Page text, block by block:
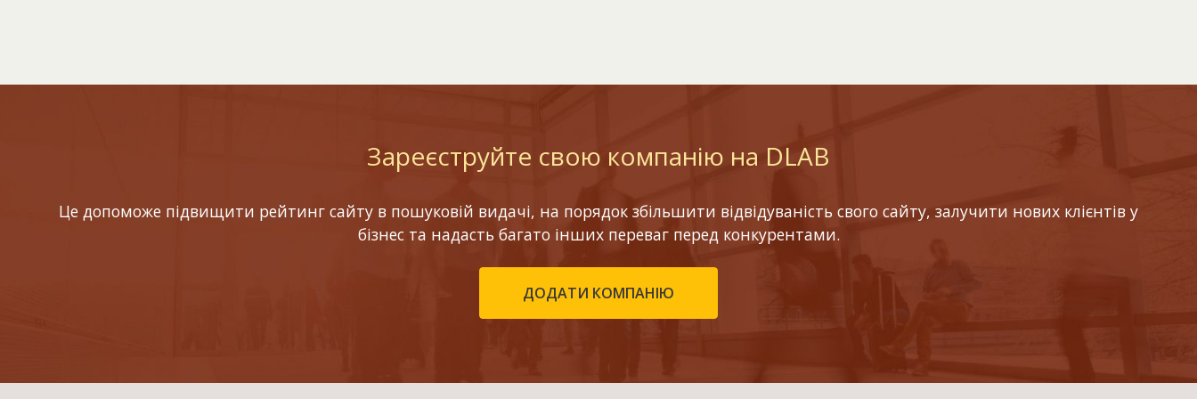
Зареєструйте свою компанію на DLAB
Це допоможе підвищити рейтинг сайту в пошуковій видачі, на порядок збільшити відвідуваність свого сайту, залучити нових клієнтів у
бізнес та надасть багато інших переваг перед конкурентами.
ДОДАТИ КОМПАНІЮ